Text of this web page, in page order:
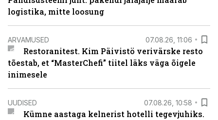
logistika, mitte loosung
ARVAMUSED 07.08.26, 11:06
Restoranitest. Kim Päivistö verivärske resto
tõestab, et “MasterChefi” tiitel läks väga õigele
inimesele
UUDISED 07.08.26, 10:58
Kümne aastaga kelnerist hotelli tegevjuhiks.